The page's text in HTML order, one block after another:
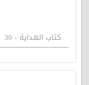
كتاب الهداية - 30